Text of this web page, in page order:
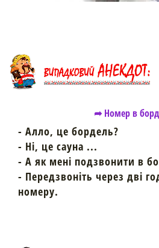
➦ Номер в
- Алло, це бордель?
- Ні, це сауна ...
- А як мені подзвонити в
- Передзвоніть через дві
номеру.